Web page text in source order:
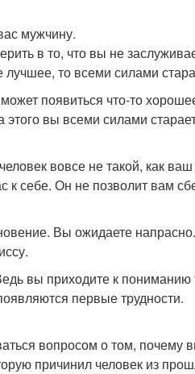
мужчину.
в то, что вы не
то всеми силами
появиться что-то
вы всеми силами
вовсе не такой, как
к себе. Он не позволит вам
Вы ожидаете
вы приходите к
первые трудности.
вопросом о том, почему
причинил человек из